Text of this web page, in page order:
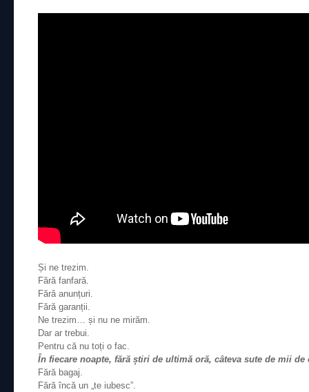
Și ne trezim.
Fără fanfară.
Fără anunțuri.
Fără garanții.
Ne trezim… și nu ne mirăm.
Dar ar trebui.
Pentru că nu toți o fac.
În fiecare noapte, fără știri de ultimă oră, câteva sute de mii de
Fără bagaj.
Fără încă un „te iubesc”.